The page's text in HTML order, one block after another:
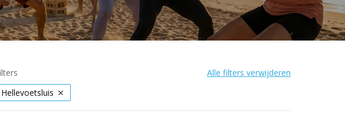
Alle filters verwijderen